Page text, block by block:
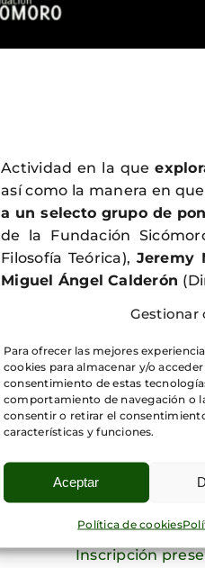
Gestionar
Para ofrecer las mejores
cookies para almacenar y/o
consentimiento de estas
comportamiento de navegación o
consentir o retirar el
características y funciones.
Aceptar
Política de cookies
Actividad en la que
así como la manera en
a un selecto grupo de
de la Fundación
Filosofía Teórica), Jeremy
Miguel Ángel Calderón
Paralelamente el evento
filosófica editada por
entre esta plataforma y
El evento tendrá lugar
Madrid)eldía 26 de
Fundación, o participando
Inscripción